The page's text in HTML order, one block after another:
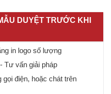
DUYỆT TRƯỚC KHI
in logo số lượng
Tư vấn giải pháp
gọi điện, hoặc chát trên